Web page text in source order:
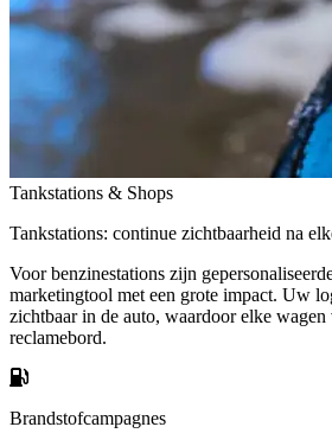
Tankstations & Shops
Tankstations: continue zichtbaarheid na
Voor benzinestations zijn
marketingtool met een grote impact. Uw
zichtbaar in de auto, waardoor elke
reclamebord.
Brandstofcampagnes